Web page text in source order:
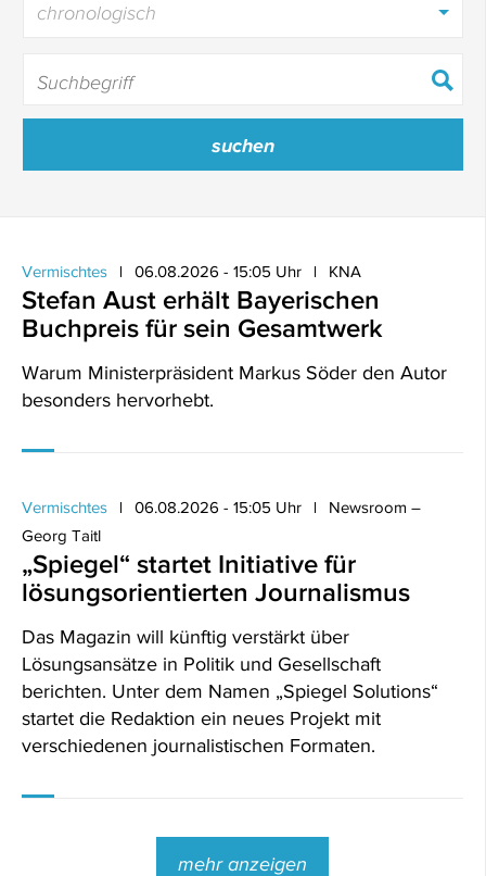
chronologisch
Vermischtes 06.08.2026 - 15:05 Uhr KNA
Stefan Aust erhält Bayerischen
Buchpreis für sein Gesamtwerk
Warum Ministerpräsident Markus Söder den Autor
besonders hervorhebt.
Vermischtes 06.08.2026 - 15:05 Uhr
Newsroom –
Georg Taitl
„Spiegel“ startet Initiative für
lösungsorientierten Journalismus
Das Magazin will künftig verstärkt über
Lösungsansätze in Politik und Gesellschaft
berichten. Unter dem Namen „Spiegel Solutions“
startet die Redaktion ein neues Projekt mit
verschiedenen journalistischen Formaten.
mehr anzeigen